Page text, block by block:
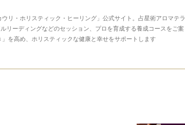
リ・ホリスティック・ヒーリング」公式サイト。占星術アロマテラ
リーディングなどのセッション、プロを育成する養成コースをご案
を高め、ホリスティックな健康と幸せをサポートします